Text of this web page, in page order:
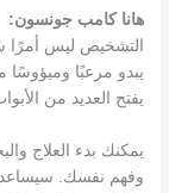
هانا كامب جونسون:
التشخيص ليس أمرًا
يبدو مرعبًا
يفتح العديد من
يمكنك بدء العلاج
وفهم نفسك.